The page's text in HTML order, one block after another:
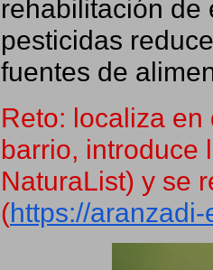
rehabilitación de
pesticidas
fuentes de
Reto: localiza
barrio, introduce
NaturaList) y se
(https://